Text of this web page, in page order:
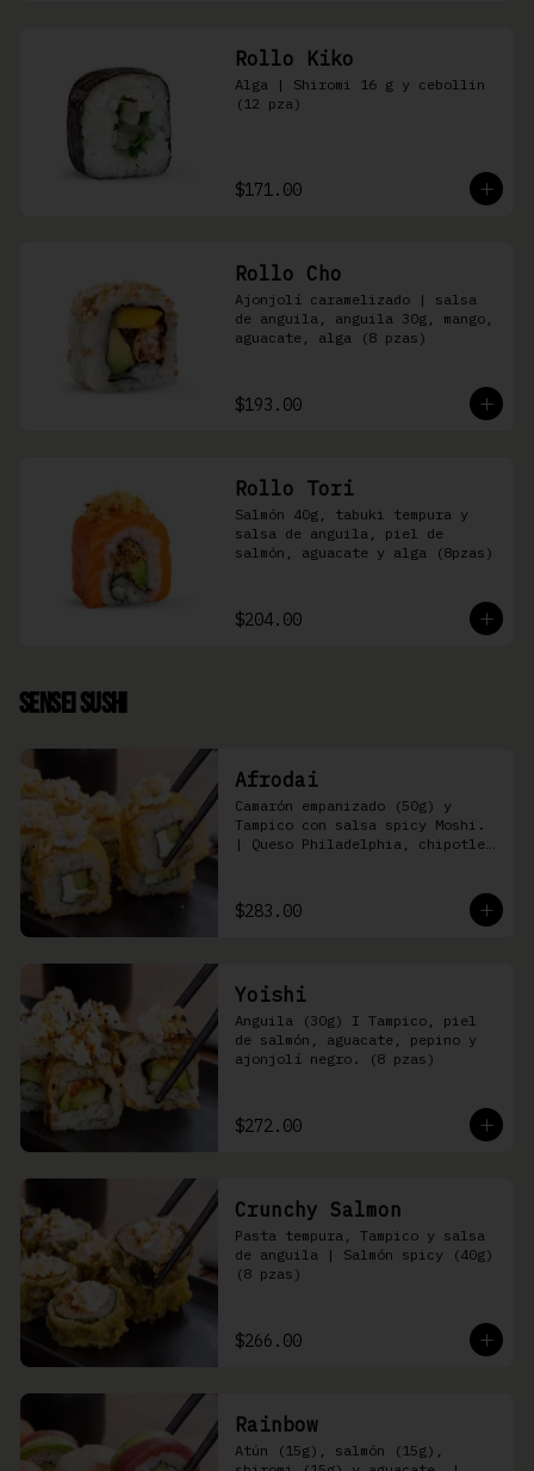
Rollo Kiko
Alga | Shiromi 16 g y cebollin
(12 pza)
$171.00
Rollo Cho
Ajonjolí caramelizado | salsa
de anguila, anguila 30g, mango,
aguacate, alga (8 pzas)
$193.00
Rollo Tori
Salmón 40g, tabuki tempura y
salsa de anguila, piel de
salmón, aguacate y alga (8pzas)
$204.00
Sensei Sushi
Afrodai
Camarón empanizado (50g) y
Tampico con salsa spicy Moshi.
| Queso Philadelphia, chipotle,
$283.00
Yoishi
Anguila (30g) I Tampico, piel
de salmón, aguacate, pepino y
ajonjolí negro. (8 pzas)
$272.00
Crunchy Salmon
Pasta tempura, Tampico y salsa
de anguila | Salmón spicy (40g)
(8 pzas)
$266.00
Rainbow
Atún (15g), salmón (15g),